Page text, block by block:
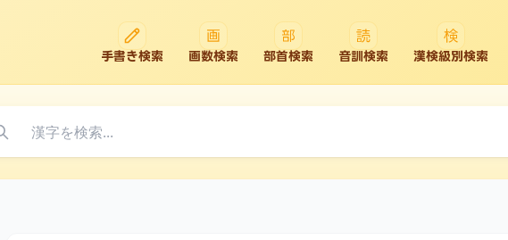
手書き検索 画数検索 部首検索 音訓検索 漢検級別検索